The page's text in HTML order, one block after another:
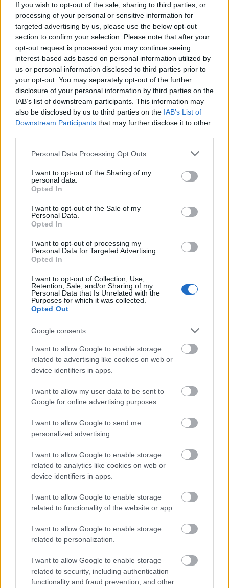
If you wish to opt-out of the sale, sharing to third parties, or
processing of your personal or sensitive information for
targeted advertising by us, please use the below opt-out
section to confirm your selection. Please note that after your
opt-out request is processed you may continue seeing
interest-based ads based on personal information utilized by
us or personal information disclosed to third parties prior to
your opt-out. You may separately opt-out of the further
disclosure of your personal information by third parties on the
IAB’s list of downstream participants. This information may
also be disclosed by us to third parties on the IAB’s List of
Downstream Participants that may further disclose it to other
Please note that this website/app uses one or more Google
not limited to your visit or usage behaviour. You may click to
grant or deny consent to Google and its third-party tags to
use your data for below specified purposes in below Google
consent section.
Personal Data Processing Opt Outs
I want to opt-out of the Sharing of my
personal data.
Opted In
I want to opt-out of the Sale of my
Personal Data.
Opted In
I want to opt-out of processing my
Personal Data for Targeted Advertising.
Opted In
I want to opt-out of Collection, Use,
Retention, Sale, and/or Sharing of my
Personal Data that Is Unrelated with the
Purposes for which it was collected.
Opted Out
Google consents
I want to allow Google to enable storage
related to advertising like cookies on web or
device identifiers in apps.
I want to allow my user data to be sent to
Google for online advertising purposes.
I want to allow Google to send me
personalized advertising.
I want to allow Google to enable storage
related to analytics like cookies on web or
device identifiers in apps.
I want to allow Google to enable storage
related to functionality of the website or app.
I want to allow Google to enable storage
related to personalization.
I want to allow Google to enable storage
related to security, including authentication
functionality and fraud prevention, and other